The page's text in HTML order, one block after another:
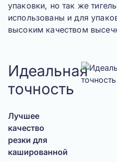
упаковки, но так же
использованы и для
высоким качеством
Идеальная
точность
Лучшее
качество
резки для
кашированной